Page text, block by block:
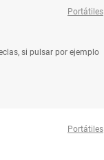
Portátiles
si pulsar por ejemplo
Portátiles